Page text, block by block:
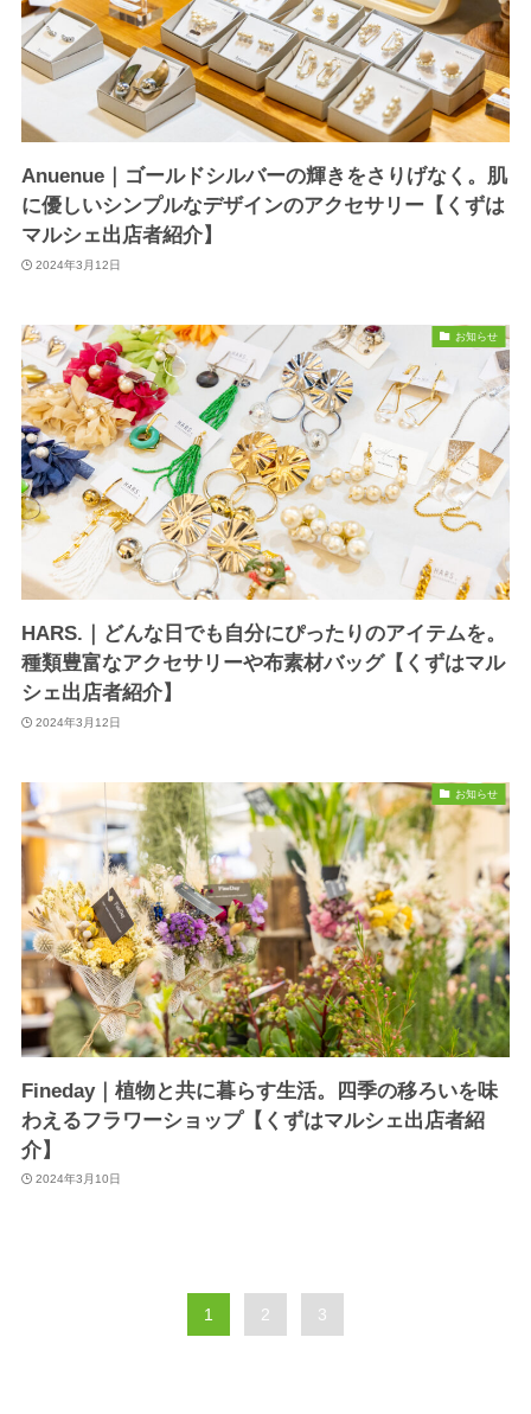
Anuenue｜ゴールドシルバーの輝きをさりげなく。肌
に優しいシンプルなデザインのアクセサリー【くずは
マルシェ出店者紹介】
2024年3月12日
お知らせ
HARS.｜どんな日でも自分にぴったりのアイテムを。
種類豊富なアクセサリーや布素材バッグ【くずはマル
シェ出店者紹介】
2024年3月12日
お知らせ
Fineday｜植物と共に暮らす生活。四季の移ろいを味
わえるフラワーショップ【くずはマルシェ出店者紹
介】
2024年3月10日
1 2 3